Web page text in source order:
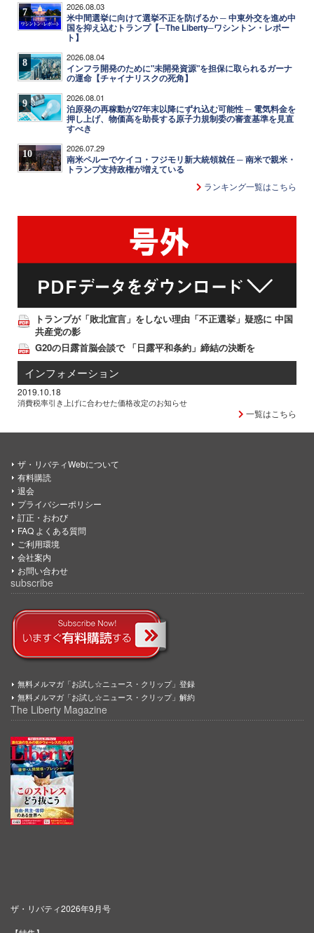
7 2026.08.03
米中間選挙に向けて選挙不正を防げるか ─ 中東外交を進め中
国を抑え込むトランプ【─The Liberty─ワシントン・レポー
ト】
8 2026.08.04
インフラ開発のために"未開発資源"を担保に取られるガーナ
の運命【チャイナリスクの死角】
9 2026.08.01
泊原発の再稼動が27年末以降にずれ込む可能性 ─ 電気料金を
押し上げ、物価高を助長する原子力規制委の審査基準を見直
すべき
10 2026.07.29
南米ペルーでケイコ・フジモリ新大統領就任 ─ 南米で親米・
トランプ支持政権が増えている
ランキング一覧はこちら
トランプが「敗北宣言」をしない理由「不正選挙」疑惑に 中国
共産党の影
G20の日露首脳会談で 「日露平和条約」締結の決断を
インフォメーション
2019.10.18
消費税率引き上げに合わせた価格改定のお知らせ
一覧はこちら
ザ・リバティWebについて
有料購読
退会
プライバシーポリシー
訂正・おわび
FAQ よくある質問
ご利用環境
会社案内
お問い合わせ
subscribe
無料メルマガ「お試し☆ニュース・クリップ」登録
無料メルマガ「お試し☆ニュース・クリップ」解約
The Liberty Magazine
ザ・リバティ2026年9月号